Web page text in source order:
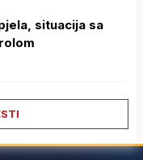
situacija sa